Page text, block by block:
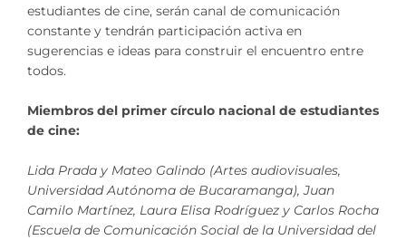
estudiantes de cine, serán canal de comunicación
constante y tendrán participación activa en
sugerencias e ideas para construir el encuentro entre
todos.
Miembros del primer círculo nacional de estudiantes
de cine:
Lida Prada y Mateo Galindo (Artes audiovisuales,
Universidad Autónoma de Bucaramanga), Juan
Camilo Martínez, Laura Elisa Rodríguez y Carlos Rocha
(Escuela de Comunicación Social de la Universidad del